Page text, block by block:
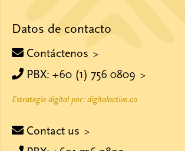
Datos de contacto
Contáctenos
PBX: +60 (1) 756 0809
Estrategia digital por: digitalactive.co
Contact us